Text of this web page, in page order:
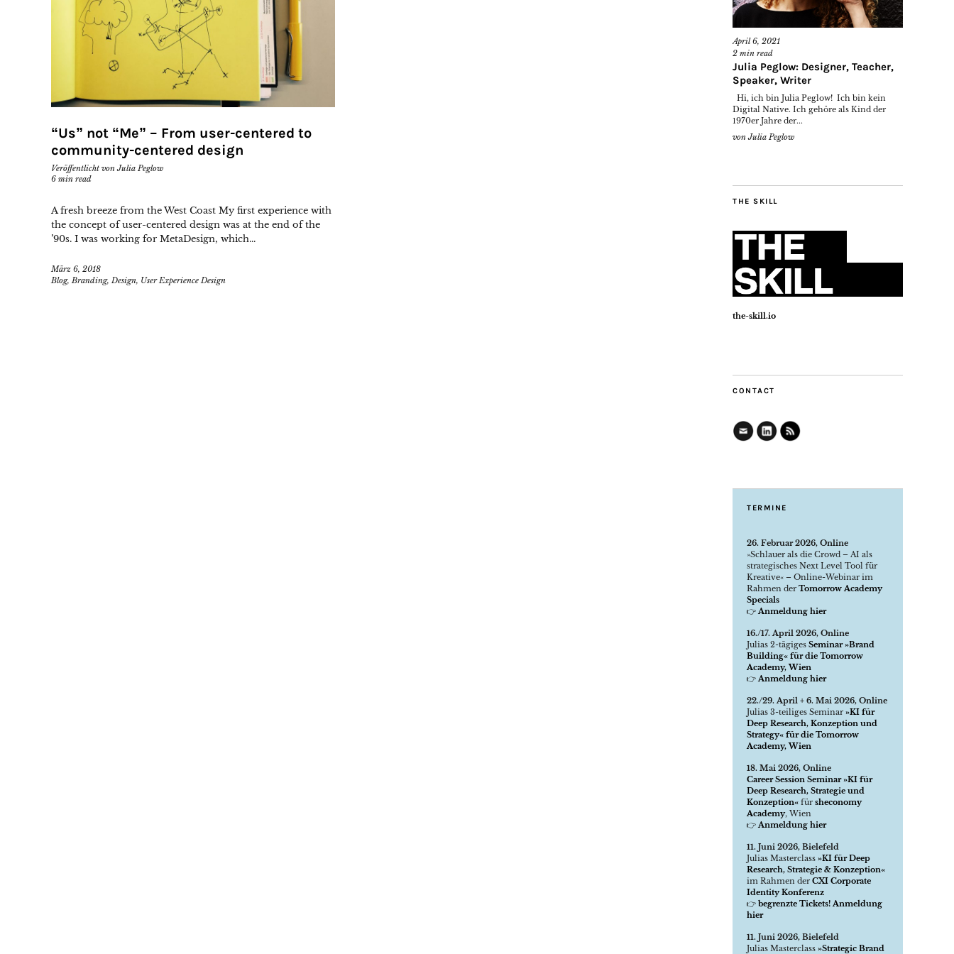
“Us” not “Me” – From user-centered to
community-centered design
Veröffentlicht vonJulia Peglow
6 min read
A fresh breeze from the West Coast My first experience with
the concept of user-centered design was at the end of the
’90s. I was working for MetaDesign, which...
März 6, 2018
Blog,Branding,Design, User Experience Design
April 6, 2021
2 min read
Julia Peglow: Designer, Teacher,
Speaker, Writer
Hi, ich bin Julia Peglow! Ich bin kein
Digital Native. Ich gehöre als Kind der
1970er Jahre der...
vonJulia Peglow
THE SKILL
the-skill.io
CONTACT
TERMINE
26. Februar 2026, Online
»Schlauer als die Crowd – AI als
strategisches Next Level Tool für
Kreative« – Online-Webinar im
Rahmen der Tomorrow Academy
Specials
👉 Anmeldung hier
16./17. April 2026, Online
Julias 2-tägiges Seminar »Brand
Building« für die Tomorrow
Academy, Wien
👉 Anmeldung hier
22./29. April + 6. Mai 2026, Online
Julias 3-teiliges Seminar »KI für
Deep Research, Konzeption und
Strategy« für die Tomorrow
Academy, Wien
18. Mai 2026, Online
Career Session Seminar »KI für
Deep Research, Strategie und
Konzeption« für sheconomy
Academy, Wien
👉 Anmeldung hier
11. Juni 2026, Bielefeld
Julias Masterclass »KI für Deep
Research, Strategie & Konzeption«
im Rahmen der CXI Corporate
Identity Konferenz
👉 begrenzte Tickets! Anmeldung
hier
11. Juni 2026, Bielefeld
Julias Masterclass »Strategic Brand